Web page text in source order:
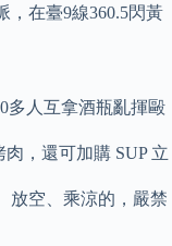
在臺9線360.5閃黃
多人互拿酒瓶亂揮毆
，還可加購 SUP 立
放空、乘涼的，嚴禁